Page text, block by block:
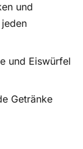
und
und Eiswürfel
Getränke